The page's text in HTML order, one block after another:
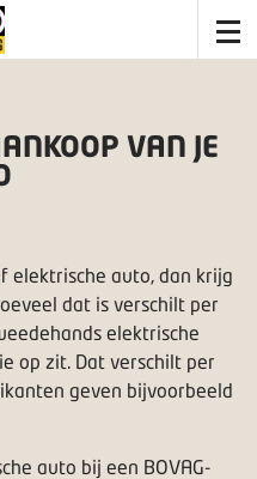
VAN JE
elektrische auto, dan krijg
dat is verschilt per
elektrische
op zit. Dat verschilt per
geven bijvoorbeeld
auto bij een BOVAG-